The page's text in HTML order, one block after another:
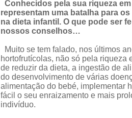
Conhecidos pela sua riqueza
representam uma batalha para
na dieta infantil. O que pode ser
nossos conselhos…
Muito se tem falado, nos últimos
hortofrutícolas, não só pela riqueza
de reduzir da dieta, a ingestão de
do desenvolvimento de várias
alimentação do bebé, implementar
fácil o seu enraizamento e mais
indivíduo.